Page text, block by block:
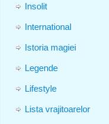
Insolit
International
Istoria magiei
Legende
Lifestyle
Lista vrajitoarelor